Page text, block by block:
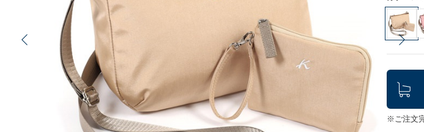
※ご注文